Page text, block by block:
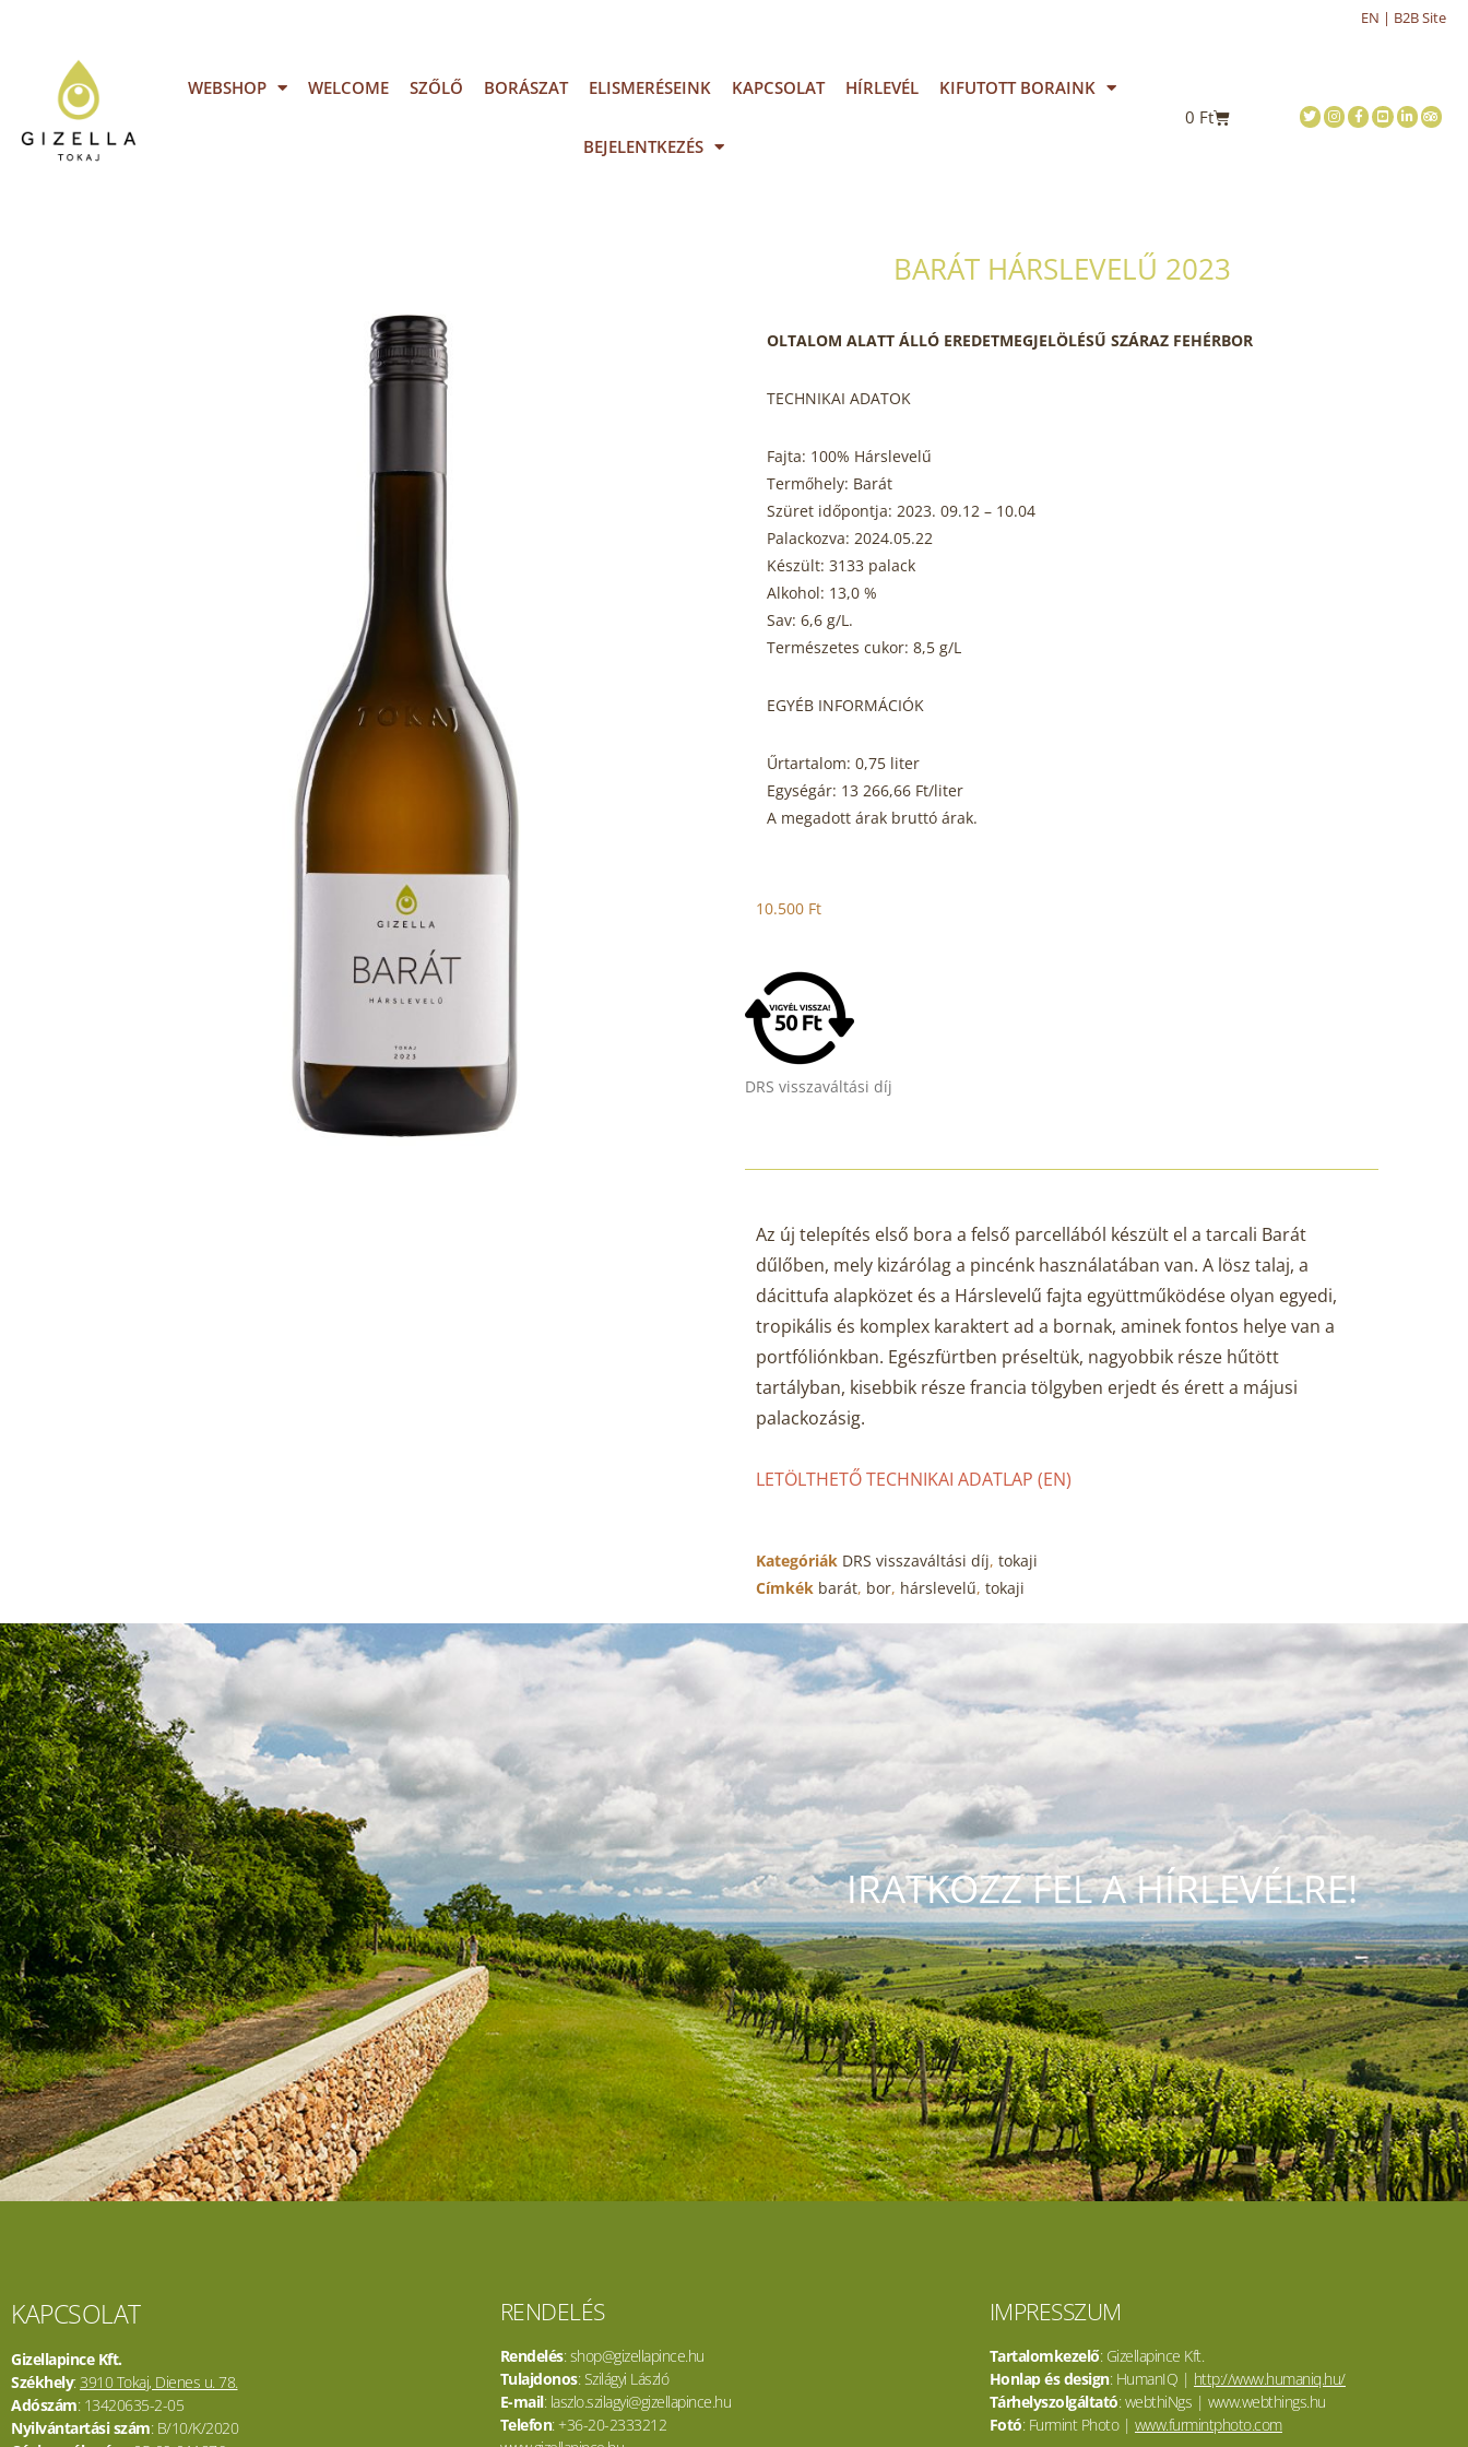
EN | B2B Site
WEBSHOP WELCOME SZŐLŐ BORÁSZAT ELISMERÉSEINK KAPCSOLAT HÍRLEVÉL KIFUTOTT BORAINK
BEJELENTKEZÉS
0 Ft
BARÁT HÁRSLEVELŰ 2023
OLTALOM ALATT ÁLLÓ EREDETMEGJELÖLÉSŰ SZÁRAZ FEHÉRBOR
TECHNIKAI ADATOK
Fajta: 100% Hárslevelű
Termőhely: Barát
Szüret időpontja: 2023. 09.12 – 10.04
Palackozva: 2024.05.22
Készült: 3133 palack
Alkohol: 13,0 %
Sav: 6,6 g/L.
Természetes cukor: 8,5 g/L
EGYÉB INFORMÁCIÓK
Űrtartalom: 0,75 liter
Egységár: 13 266,66 Ft/liter
A megadott árak bruttó árak.
10.500 Ft
DRS visszaváltási díj
Az új telepítés első bora a felső parcellából készült el a tarcali Barát
dűlőben, mely kizárólag a pincénk használatában van. A lösz talaj, a
dácittufa alapközet és a Hárslevelű fajta együttműködése olyan egyedi,
tropikális és komplex karaktert ad a bornak, aminek fontos helye van a
portfóliónkban. Egészfürtben préseltük, nagyobbik része hűtött
tartályban, kisebbik része francia tölgyben erjedt és érett a májusi
palackozásig.
LETÖLTHETŐ TECHNIKAI ADATLAP (EN)
Kategóriák DRS visszaváltási díj, tokaji
Címkék barát, bor, hárslevelű, tokaji
IRATKOZZ FEL A HÍRLEVÉLRE!
KAPCSOLAT
Gizellapince Kft.
Székhely:3910 Tokaj, Dienes u. 78.
Adószám: 13420635-2-05
Nyilvántartási szám: B/10/K/2020
RENDELÉS
Rendelés: shop@gizellapince.hu
Tulajdonos: Szilágyi László
E-mail: laszlo.szilagyi@gizellapince.hu
Telefon: +36-20-2333212
IMPRESSZUM
Tartalomkezelő: Gizellapince Kft.
Honlap és design: HumanIQ | http://www.humaniq.hu/
Tárhelyszolgáltató: webthiNgs | www.webthings.hu
Fotó: Furmint Photo | www.furmintphoto.com